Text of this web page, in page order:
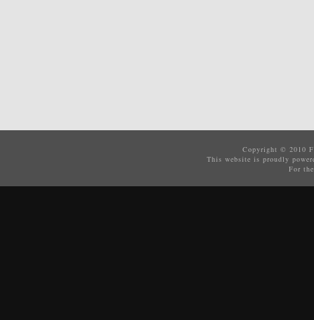
Copyright © 2010
This website is proudly
For